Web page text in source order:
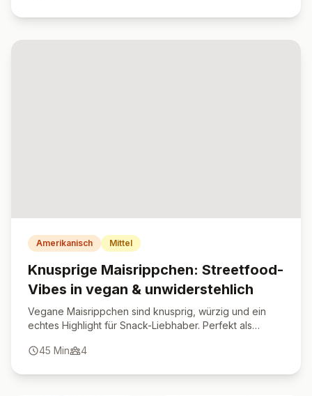
Amerikanisch Mittel
Knusprige Maisrippchen: Streetfood-
Vibes in vegan & unwiderstehlich
Vegane Maisrippchen sind knusprig, würzig und ein
echtes Highlight für Snack-Liebhaber. Perfekt als
45 Min 4